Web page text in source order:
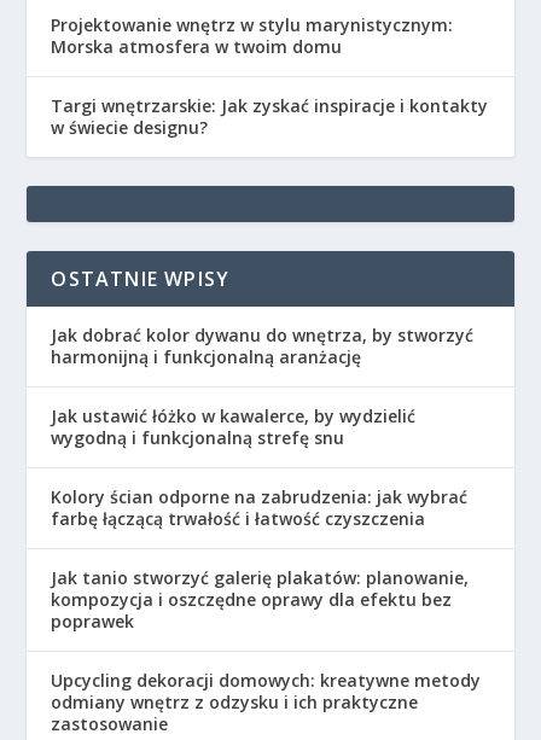
Projektowanie wnętrz w stylu marynistycznym:
Morska atmosfera w twoim domu
Targi wnętrzarskie: Jak zyskać inspiracje i kontakty
w świecie designu?
OSTATNIE WPISY
Jak dobrać kolor dywanu do wnętrza, by stworzyć
harmonijną i funkcjonalną aranżację
Jak ustawić łóżko w kawalerce, by wydzielić
wygodną i funkcjonalną strefę snu
Kolory ścian odporne na zabrudzenia: jak wybrać
farbę łączącą trwałość i łatwość czyszczenia
Jak tanio stworzyć galerię plakatów: planowanie,
kompozycja i oszczędne oprawy dla efektu bez
poprawek
Upcycling dekoracji domowych: kreatywne metody
odmiany wnętrz z odzysku i ich praktyczne
zastosowanie